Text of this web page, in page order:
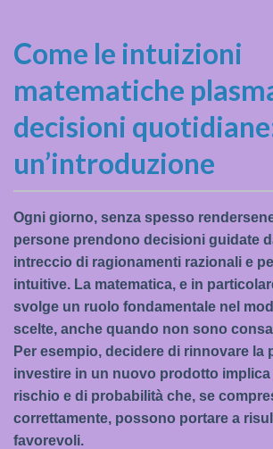
Come le intuizioni
matematiche
decisioni
un’introduzione
Ogni giorno, senza spesso
persone prendono decisioni guidate
intreccio di ragionamenti razionali e
intuitive. La matematica, e in
svolge un ruolo fondamentale nel
scelte, anche quando non sono
Per esempio, decidere di rinnovare la
investire in un nuovo prodotto
rischio e di probabilità che, se
correttamente, possono portare a
favorevoli.